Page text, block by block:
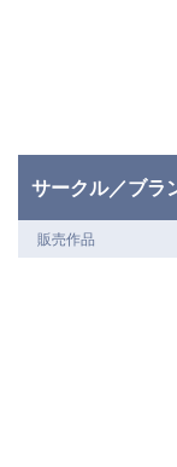
サークル／ブラ
販売作品